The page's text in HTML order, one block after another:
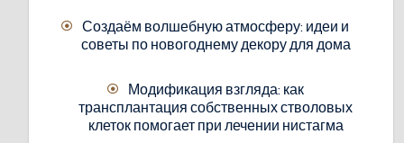
Создаём волшебную атмосферу: идеи и
советы по новогоднему декору для дома
Модификация взгляда: как
трансплантация собственных стволовых
клеток помогает при лечении нистагма